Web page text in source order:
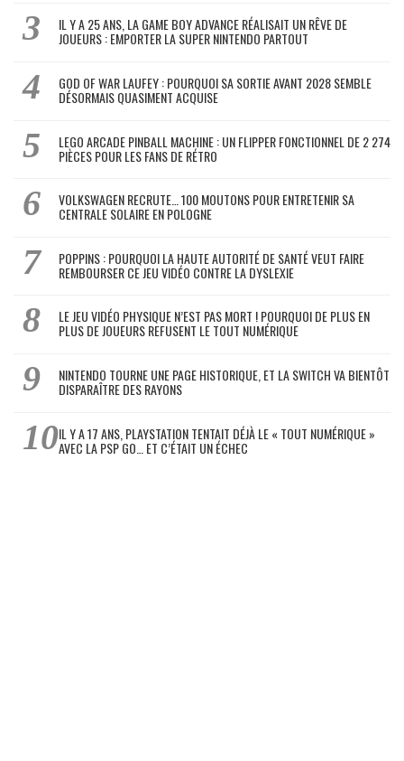
IL Y A 25 ANS, LA GAME BOY ADVANCE RÉALISAIT UN RÊVE DE
JOUEURS : EMPORTER LA SUPER NINTENDO PARTOUT
GOD OF WAR LAUFEY : POURQUOI SA SORTIE AVANT 2028 SEMBLE
DÉSORMAIS QUASIMENT ACQUISE
LEGO ARCADE PINBALL MACHINE : UN FLIPPER FONCTIONNEL DE 2 274
PIÈCES POUR LES FANS DE RÉTRO
VOLKSWAGEN RECRUTE… 100 MOUTONS POUR ENTRETENIR SA
CENTRALE SOLAIRE EN POLOGNE
POPPINS : POURQUOI LA HAUTE AUTORITÉ DE SANTÉ VEUT FAIRE
REMBOURSER CE JEU VIDÉO CONTRE LA DYSLEXIE
LE JEU VIDÉO PHYSIQUE N’EST PAS MORT ! POURQUOI DE PLUS EN
PLUS DE JOUEURS REFUSENT LE TOUT NUMÉRIQUE
NINTENDO TOURNE UNE PAGE HISTORIQUE, ET LA SWITCH VA BIENTÔT
DISPARAÎTRE DES RAYONS
IL Y A 17 ANS, PLAYSTATION TENTAIT DÉJÀ LE « TOUT NUMÉRIQUE »
AVEC LA PSP GO… ET C’ÉTAIT UN ÉCHEC